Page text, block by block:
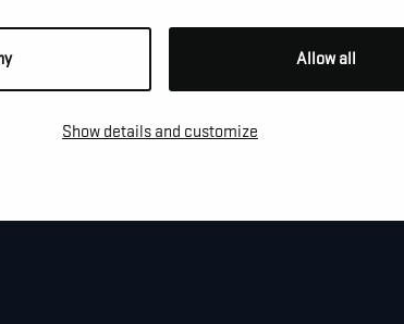
Allow all
Show details and customize
afspraak te